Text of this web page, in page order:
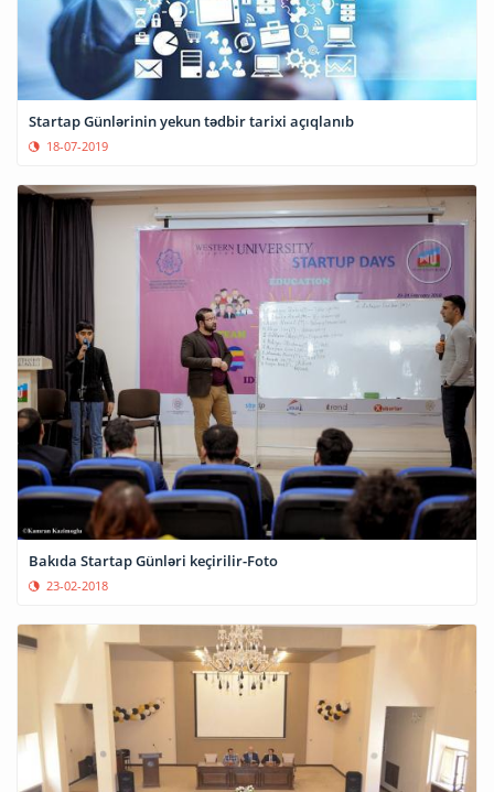
Startap Günlərinin yekun tədbir tarixi açıqlanıb
18-07-2019
Bakıda Startap Günləri keçirilir-Foto
23-02-2018